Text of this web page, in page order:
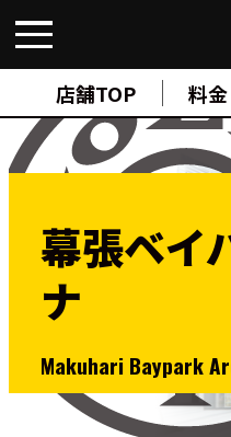
店舗TOP 料金
FIND A GYM 店舗
ABOUT ゴールド
SUPPORTトレー
SCHOOL スクール
STUDIO スタジオ
JOIN
NEWS ニュース
SHOPオンライン
幕張ベイ
ナ
Makuhari Baypark